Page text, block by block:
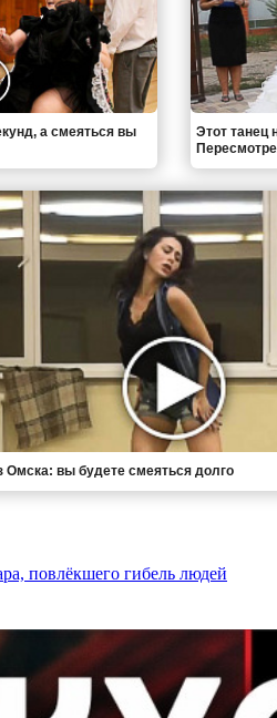
а смеяться вы
Этот танец
Омска: вы будете смеяться долго
повлёкшего гибель людей